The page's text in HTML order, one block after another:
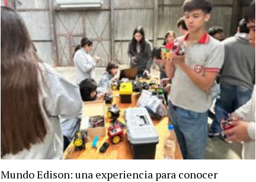
Mundo Edison: una experiencia para conocer